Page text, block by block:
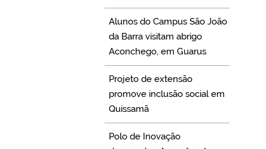
Alunos do Campus São João
da Barra visitam abrigo
Aconchego, em Guarus
Projeto de extensão
promove inclusão social em
Quissamã
Polo de Inovação